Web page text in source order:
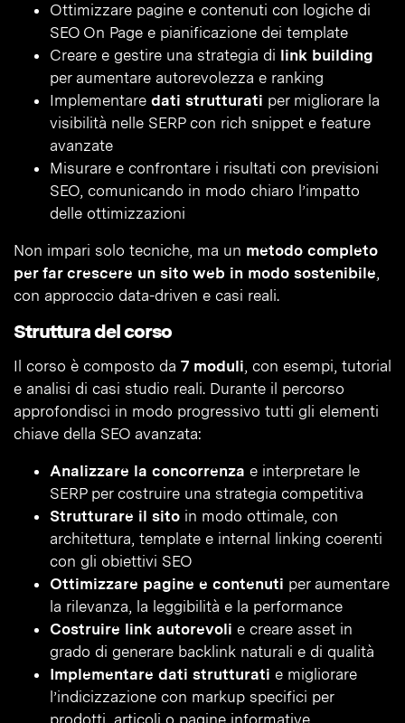
Ottimizzare pagine e contenuti con logiche di
SEO On Page e pianificazione dei template
Creare e gestire una strategia di link building
per aumentare autorevolezza e ranking
Implementare dati strutturati per migliorare la
visibilità nelle SERP con rich snippet e feature
avanzate
Misurare e confrontare i risultati con previsioni
SEO, comunicando in modo chiaro l’impatto
delle ottimizzazioni
Non impari solo tecniche, ma un metodo completo
per far crescere un sito web in modo sostenibile,
con approccio data-driven e casi reali.
Struttura del corso
Il corso è composto da 7 moduli, con esempi, tutorial
e analisi di casi studio reali. Durante il percorso
approfondisci in modo progressivo tutti gli elementi
chiave della SEO avanzata:
Analizzare la concorrenza e interpretare le
SERP per costruire una strategia competitiva
Strutturare il sito in modo ottimale, con
architettura, template e internal linking coerenti
con gli obiettivi SEO
Ottimizzare pagine e contenuti per aumentare
la rilevanza, la leggibilità e la performance
Costruire link autorevoli e creare asset in
grado di generare backlink naturali e di qualità
Implementare dati strutturati e migliorare
l’indicizzazione con markup specifici per